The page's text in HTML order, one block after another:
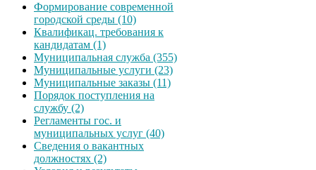
Формирование современной
городской среды (10)
Квалификац. требования к
кандидатам (1)
Муниципальная служба (355)
Муниципальные услуги (23)
Муниципальные заказы (11)
Порядок поступления на
службу (2)
Регламенты гос. и
муниципальных услуг (40)
Сведения о вакантных
должностях (2)